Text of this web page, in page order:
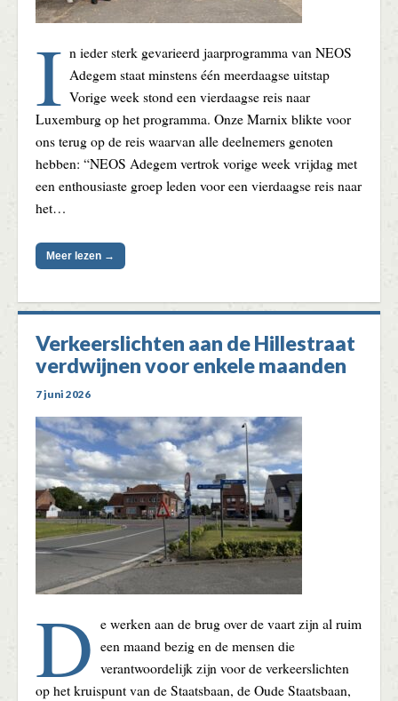
I n ieder sterk gevarieerd jaarprogramma van NEOS
Adegem staat minstens één meerdaagse uitstap
Vorige week stond een vierdaagse reis naar
Luxemburg op het programma. Onze Marnix blikte voor
ons terug op de reis waarvan alle deelnemers genoten
hebben: “NEOS Adegem vertrok vorige week vrijdag met
een enthousiaste groep leden voor een vierdaagse reis naar
het…
Meer lezen →
Verkeerslichten aan de Hillestraat
verdwijnen voor enkele maanden
7 juni 2026
D e werken aan de brug over de vaart zijn al ruim
een maand bezig en de mensen die
verantwoordelijk zijn voor de verkeerslichten
op het kruispunt van de Staatsbaan, de Oude Staatsbaan,